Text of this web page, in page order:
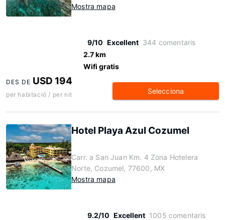
Mostra mapa
9/10 Excellent 344 comentaris
2.7 km
Wifi gratis
DES DE USD 194
per habitació / per nit Selecciona
Hotel Playa Azul Cozumel
Carr. a San Juan Km. 4 Zona Hotelera
Norte, Cozumel, 77600, MX
Mostra mapa
9.2/10 Excellent 1005 comentaris